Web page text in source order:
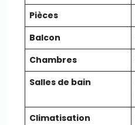
Pièces
Balcon
Chambres
Salles de bain
Climatisation